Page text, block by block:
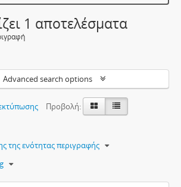
1 αποτελέσματα
Advanced search options
Προβολή:
της ενότητας περιγραφής